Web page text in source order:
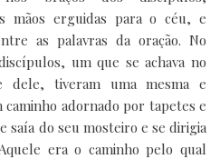
mãos erguidas para o céu, e
as palavras da oração. No
um que se achava no
dele, tiveram uma mesma e
caminho adornado por tapetes e
saía do seu mosteiro e se dirigia
era o caminho pelo qual